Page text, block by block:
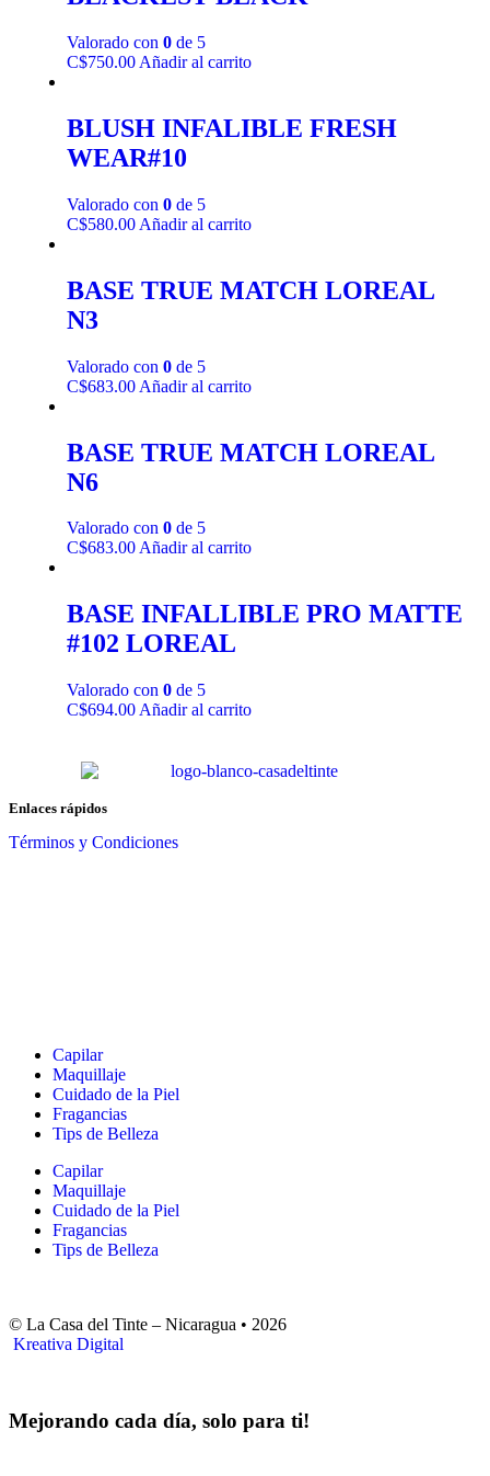
Valorado con 0de 5
C$750.00 Añadir al carrito
BLUSH INFALIBLE FRESH
WEAR#10
Valorado con 0de 5
C$580.00 Añadir al carrito
BASE TRUE MATCH LOREAL
N3
Valorado con 0de 5
C$683.00 Añadir al carrito
BASE TRUE MATCH LOREAL
N6
Valorado con 0de 5
C$683.00Añadir al carrito
BASE INFALLIBLE PRO MATTE
#102 LOREAL
Valorado con 0de 5
C$694.00 Añadir al carrito
Enlaces rápidos
Términos y Condiciones
Capilar
Maquillaje
Cuidado de la Piel
Fragancias
Tips de Belleza
Capilar
Maquillaje
Cuidado de la Piel
Fragancias
Tips de Belleza
© La Casa del Tinte – Nicaragua • 2026
Kreativa Digital
Mejorando cada día, solo para ti!